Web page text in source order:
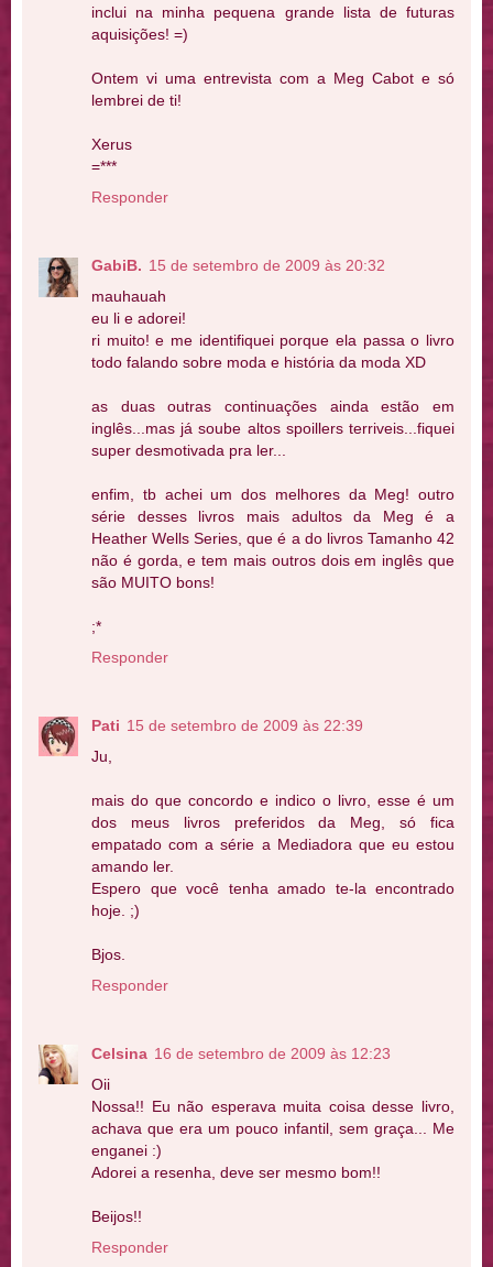
inclui na minha pequena grande lista de futuras
aquisições! =)
Ontem vi uma entrevista com a Meg Cabot e só
lembrei de ti!
Xerus
=***
Responder
GabiB. 15 de setembro de 2009 às 20:32
mauhauah
eu li e adorei!
ri muito! e me identifiquei porque ela passa o livro
todo falando sobre moda e história da moda XD
as duas outras continuações ainda estão em
inglês...mas já soube altos spoillers terriveis...fiquei
super desmotivada pra ler...
enfim, tb achei um dos melhores da Meg! outro
série desses livros mais adultos da Meg é a
Heather Wells Series, que é a do livros Tamanho 42
não é gorda, e tem mais outros dois em inglês que
são MUITO bons!
;*
Responder
Pati 15 de setembro de 2009 às 22:39
Ju,
mais do que concordo e indico o livro, esse é um
dos meus livros preferidos da Meg, só fica
empatado com a série a Mediadora que eu estou
amando ler.
Espero que você tenha amado te-la encontrado
hoje. ;)
Bjos.
Responder
Celsina 16 de setembro de 2009 às 12:23
Oii
Nossa!! Eu não esperava muita coisa desse livro,
achava que era um pouco infantil, sem graça... Me
enganei :)
Adorei a resenha, deve ser mesmo bom!!
Beijos!!
Responder